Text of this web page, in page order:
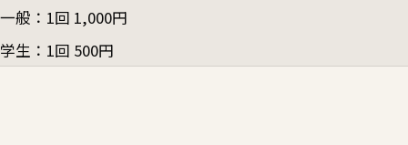
一般：1回 1,000円
学生：1回 500円